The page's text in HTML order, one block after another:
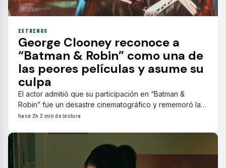
ESTRENOS
George Clooney reconoce a
“Batman & Robin” como una de
las peores películas y asume su
culpa
El actor admitió que su participación en “Batman &
Robin” fue un desastre cinematográfico y rememoró las
dificultades que enfrentó con el incómodo traje y la
hace 2h·2 min de lectura